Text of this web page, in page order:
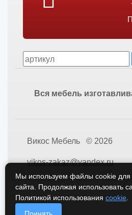
Вся мебель
Викос Мебель © 2026
vikos-zakaz@yandex.ru
Мы используем файлы cookie для
сайта. Продолжая использовать
Политикой использования cookie